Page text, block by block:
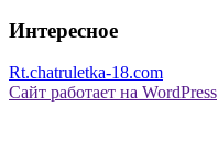
Интересное
Rt.chatruletka-18.com
Сайт работает на WordPress